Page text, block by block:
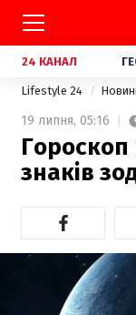
24 КАНАЛ
Lifestyle 24
19 липня, 05:16
Гороскоп
знаків